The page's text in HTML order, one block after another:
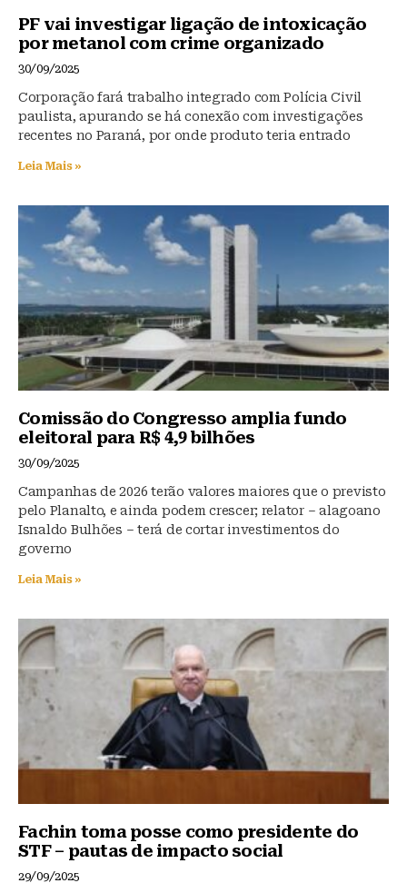
PF vai investigar ligação de intoxicação
por metanol com crime organizado
30/09/2025
Corporação fará trabalho integrado com Polícia Civil
paulista, apurando se há conexão com investigações
recentes no Paraná, por onde produto teria entrado
Leia Mais »
Comissão do Congresso amplia fundo
eleitoral para R$ 4,9 bilhões
30/09/2025
Campanhas de 2026 terão valores maiores que o previsto
pelo Planalto, e ainda podem crescer; relator – alagoano
Isnaldo Bulhões – terá de cortar investimentos do
governo
Leia Mais »
Fachin toma posse como presidente do
STF – pautas de impacto social
29/09/2025